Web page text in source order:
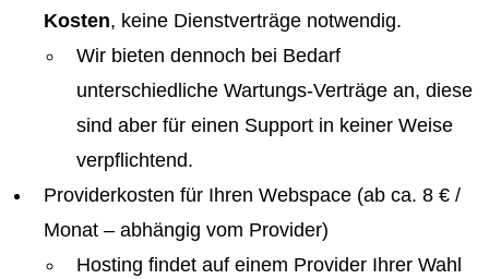
Kosten, keine Dienstverträge notwendig.
Wir bieten dennoch bei Bedarf
unterschiedliche Wartungs-Verträge an, diese
sind aber für einen Support in keiner Weise
verpflichtend.
Providerkosten für Ihren Webspace (ab ca. 8 € /
Monat – abhängig vom Provider)
Hosting findet auf einem Provider Ihrer Wahl